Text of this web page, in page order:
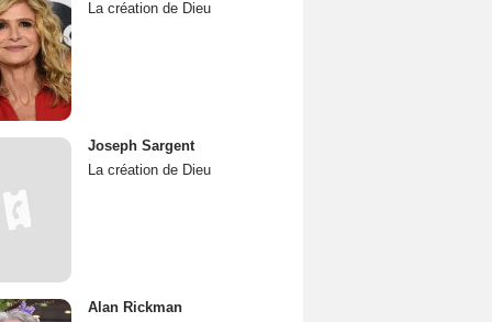
La création de Dieu
Joseph Sargent
La création de Dieu
Alan Rickman